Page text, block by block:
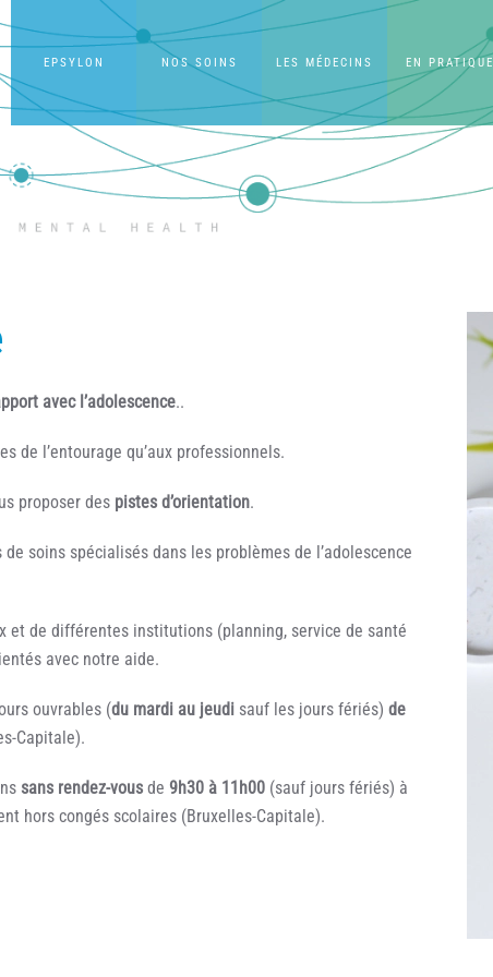
EPSYLON NOS SOINS LES MÉDECINS EN PRATIQUE
avec l’adolescence..
de l’entourage qu’aux professionnels.
proposer des pistes d’orientation.
soins spécialisés dans les problèmes de l’adolescence
et de différentes institutions (planning, service de santé
avec notre aide.
ouvrables (du mardi au jeudi sauf les jours fériés) de
Capitale).
sans rendez-vous de 9h30 à 11h00 (sauf jours fériés) à
hors congés scolaires (Bruxelles-Capitale).